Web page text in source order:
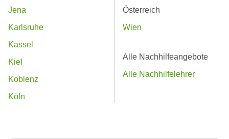
Jena
Karlsruhe
Kassel
Kiel
Koblenz
Köln
Österreich
Wien
Alle Nachhilfeangebote
Alle Nachhilfelehrer